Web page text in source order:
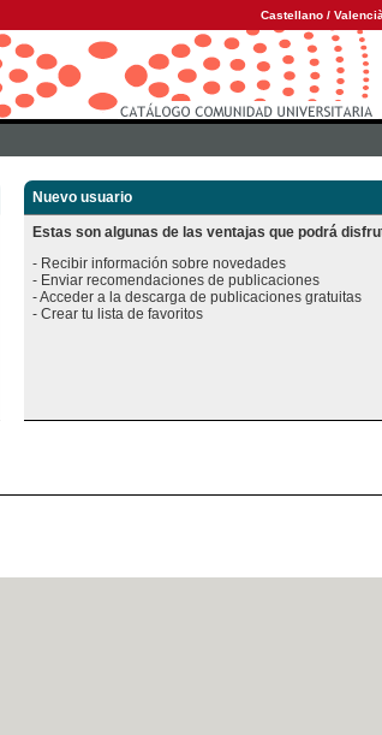
Castellano / Valencià
Nuevo usuario
Estas son algunas de las ventajas que podrá
- Recibir información sobre novedades
- Enviar recomendaciones de publicaciones
- Acceder a la descarga de publicaciones gratuitas